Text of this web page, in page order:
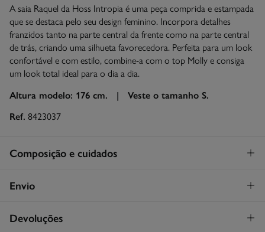
A saia Raquel da Hoss Intropia é uma peça comprida e estampada
que se destaca pelo seu design feminino. Incorpora detalhes
franzidos tanto na parte central da frente como na parte central
de trás, criando uma silhueta favorecedora. Perfeita para um look
confortável e com estilo, combine-a com o top Molly e consiga
um look total ideal para o dia a dia.
Altura modelo: 176 cm. | Veste o tamanho S.
Ref. 8423037
Composição e cuidados
Composição
Cuidados
Envio
Levantamento na loja em Portugal
Continental
GRATUITO!
Devoluções